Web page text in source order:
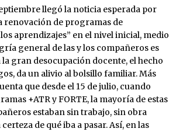
llegó la noticia esperada por
renovación de programas de
aprendizajes” en el nivel inicial, medio
general de las y los compañeros es
gran desocupación docente, el hecho
da un alivio al bolsillo familiar. Más
que desde el 15 de julio, cuando
+ATR y FORTE, la mayoría de estas
estaban sin trabajo, sin obra
de qué iba a pasar. Así, en las